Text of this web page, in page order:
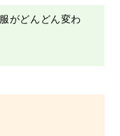
がどんどん変わ